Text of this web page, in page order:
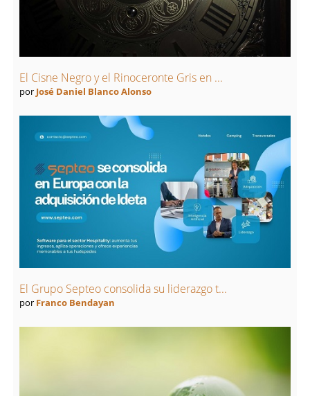
El Cisne Negro y el Rinoceronte Gris en ...
por José Daniel Blanco Alonso
El Grupo Septeo consolida su liderazgo t...
por Franco Bendayan